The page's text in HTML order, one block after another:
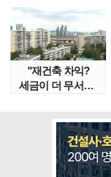
"재건축 차익?
세금이 더 무서워"